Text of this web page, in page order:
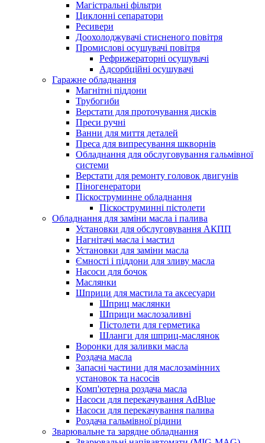
Магістральні фільтри
Циклонні сепаратори
Ресивери
Доохолоджувачі стисненого повітря
Промислові осушувачі повітря
Рефрижераторні осушувачі
Адсорбційні осушувачі
Гаражне обладнання
Магнітні піддони
Трубогиби
Верстати для проточування дисків
Преси ручні
Ванни для миття деталей
Преса для випресування шкворнів
Обладнання для обслуговування гальмівної
системи
Верстати для ремонту головок двигунів
Піногенератори
Піскоструминне обладнання
Піскоструминні пістолети
Обладнання для заміни масла і палива
Установки для обслуговування АКПП
Нагнітачі масла і мастил
Установки для заміни масла
Ємності і піддони для зливу масла
Насоси для бочок
Маслянки
Шприци для мастила та аксесуари
Шприц маслянки
Шприци маслозаливні
Пістолети для герметика
Шланги для шприц-маслянок
Воронки для заливки масла
Роздача масла
Запасні частини для маслозамінних
установок та насосів
Комп'ютерна роздача масла
Насоси для перекачування AdBlue
Насоси для перекачування палива
Роздача гальмівної рідини
Зварювальне та зарядне обладнання